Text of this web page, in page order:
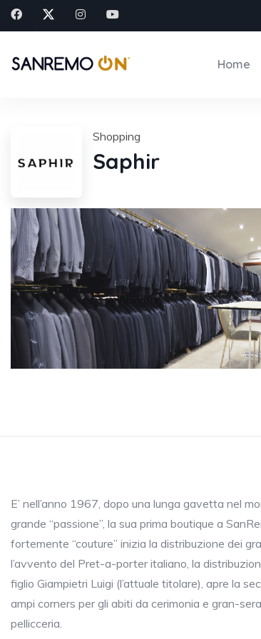
Home
Shopping
Saphir
E’ nell’anno 1967, dopo una lunga gavetta nel
grande “passione”, la sua prima boutique a
fortemente “couture” inizia la distribuzione dei
l’avvento del Pret-a-porter italiano, la
figlio Giampietri Luigi (l’attuale titolare), apre la
ampi corners per gli abiti da cerimonia e gran-
pellicceria.